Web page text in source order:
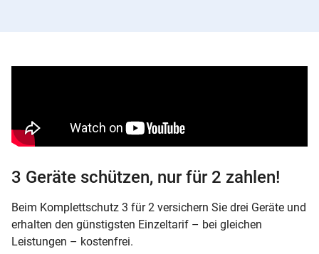
3 Geräte schützen, nur für 2 zahlen!
Beim Komplettschutz 3 für 2 versichern Sie drei Geräte und
erhalten den günstigsten Einzeltarif – bei gleichen
Leistungen – kostenfrei.